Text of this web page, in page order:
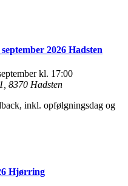
2026 Hadsten
kl. 17:00
8370 Hadsten
inkl. opfølgningsdag og
Hjørring